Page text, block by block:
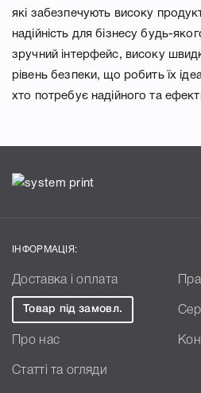
які забезпечують високу
надійність для бізнесу будь-
зручний інтерфейс, високу
рівень безпеки, що робить їх
хто потребує надійного та
ІНФОРМАЦІЯ:
Доставка і оплата
Товар під замовл.
Про нас
Статті та огляди